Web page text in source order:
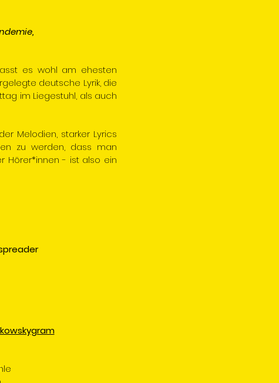
es wohl am ehesten
deutsche Lyrik, die
im Liegestuhl, als auch
Melodien, starker Lyrics
zu werden, dass man
Hörer*innen - ist also ein